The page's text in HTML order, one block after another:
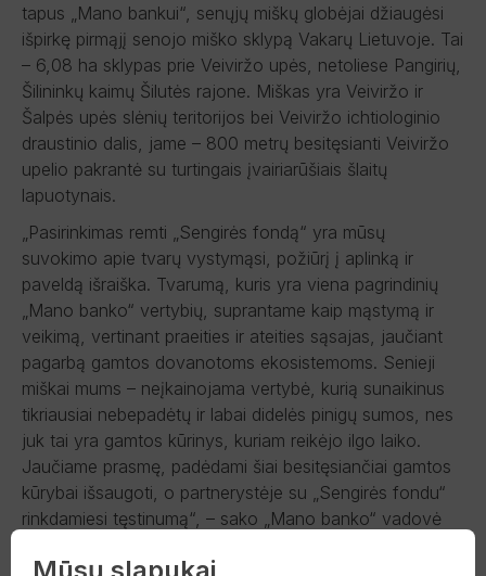
tapus „Mano bankui“, senųjų miškų globėjai džiaugėsi
išpirkę pirmąjį senojo miško sklypą Vakarų Lietuvoje. Tai
– 6,08 ha sklypas prie Veiviržo upės, netoliese Pangirių,
Šilininkų kaimų Šilutės rajone. Miškas yra Veiviržo ir
Šalpės upės slėnių teritorijos bei Veiviržo ichtiologinio
draustinio dalis, jame – 800 metrų besitęsianti Veiviržo
upelio pakrantė su turtingais įvairiarūšiais šlaitų
lapuotynais.
„Pasirinkimas remti „Sengirės fondą“ yra mūsų
suvokimo apie tvarų vystymąsi, požiūrį į aplinką ir
paveldą išraiška. Tvarumą, kuris yra viena pagrindinių
„Mano banko“ vertybių, suprantame kaip mąstymą ir
veikimą, vertinant praeities ir ateities sąsajas, jaučiant
pagarbą gamtos dovanotoms ekosistemoms. Senieji
miškai mums – neįkainojama vertybė, kurią sunaikinus
tikriausiai nebepadėtų ir labai didelės pinigų sumos, nes
juk tai yra gamtos kūrinys, kuriam reikėjo ilgo laiko.
Jaučiame prasmę, padėdami šiai besitęsiančiai gamtos
kūrybai išsaugoti, o partnerystėje su „Sengirės fondu“
rinkdamiesi tęstinumą“, – sako „Mano banko“ vadovė
Mūsų slapukai